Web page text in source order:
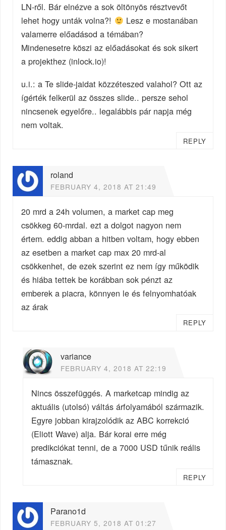
LN-ről. Bár elnézve a sok öltönyös résztvevőt
lehet hogy unták volna?!
Lesz e mostanában
valamerre előadásod a témában?
Mindenesetre köszi az előadásokat és sok sikert
a projekthez (inlock.io)!
u.i.: a Te slide-jaidat közzéteszed valahol? Ott az
ígérték felkerül az összes slide.. persze sehol
nincsenek egyelőre.. legalábbis pár napja még
nem voltak.
REPLY
roland
FEBRUARY 4, 2018 AT 21:49
20 mrd a 24h volumen, a market cap meg
csökkeg 60-mrdal. ezt a dolgot nagyon nem
értem. eddig abban a hitben voltam, hogy ebben
az esetben a market cap max 20 mrd-al
csökkenhet, de ezek szerint ez nem így működik
és hiába tettek be korábban sok pénzt az
emberek a piacra, könnyen le és felnyomhatóak
az árak
REPLY
variance
FEBRUARY 4, 2018 AT 22:19
Nincs összefüggés. A marketcap mindig az
aktuális (utolsó) váltás árfolyamából származik.
Egyre jobban kirajzolódik az ABC korrekció
(Eliott Wave) alja. Bár korai erre még
predikciókat tenni, de a 7000 USD tűnik reális
támasznak.
REPLY
Parano1d
FEBRUARY 5, 2018 AT 01:27